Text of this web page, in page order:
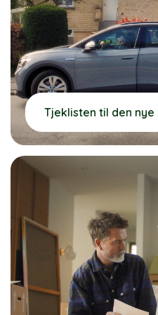
Tjeklisten til den nye